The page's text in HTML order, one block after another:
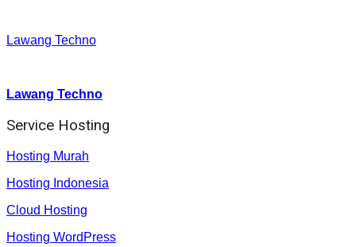
Lawang Techno
Lawang Techno
Service Hosting
Hosting Murah
Hosting Indonesia
Cloud Hosting
Hosting WordPress